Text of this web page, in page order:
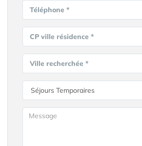
Téléphone *
CP ville résidence *
Ville recherchée *